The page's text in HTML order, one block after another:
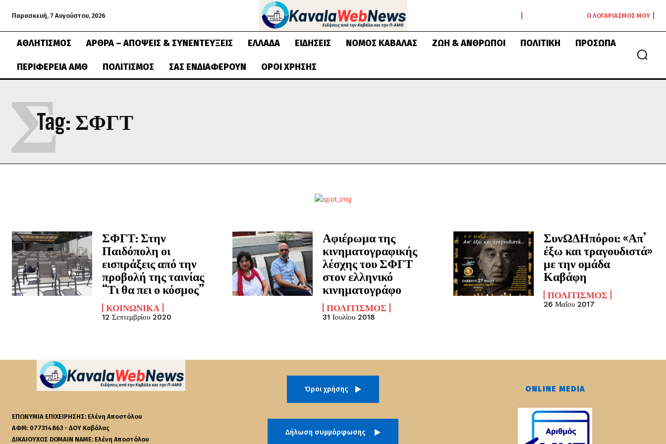
Παρασκευή, 7 Αυγούστου, 2026 Ο ΛΟΓΑΡΙΑΣΜΌΣ ΜΟΥ
ΑΘΛΗΤΙΣΜΌΣ ΆΡΘΡΑ – ΑΠΌΨΕΙΣ & ΣΥΝΕΝΤΕΎΞΕΙΣ ΕΛΛΆΔΑ ΕΙΔΉΣΕΙΣ ΝΟΜΌΣ ΚΑΒΆΛΑΣ ΖΩΉ & ΆΝΘΡΩΠΟΙ ΠΟΛΙΤΙΚΉ ΠΡΌΣΩΠΑ
ΠΕΡΙΦΈΡΕΙΑ ΑΜΘ ΠΟΛΙΤΙΣΜΌΣ ΣΑΣ ΕΝΔΙΑΦΈΡΟΥΝ ΌΡΟΙ ΧΡΉΣΗΣ
Tag: ΣΦΓΤ
Σ
ΣΦΓΤ: Στην
Παιδόπολη οι
εισπράξεις από την
προβολή της ταινίας
“Τι θα πει ο κόσμος”
ΚΟΙΝΩΝΙΚΆ
12 Σεπτεμβρίου 2020
Αφιέρωμα της
κινηματογραφικής
λέσχης του ΣΦΓΤ
στον ελληνικό
κινηματογράφο
ΠΟΛΙΤΙΣΜΌΣ
31 Ιουλίου 2018
ΣυνΩΔΗπόροι: «Απ’
έξω και τραγουδιστά»
με την ομάδα
Καβάφη
ΠΟΛΙΤΙΣΜΌΣ
26 Μαΐου 2017
ΕΠΩΝΥΜΙΑ ΕΠΙΧΕΙΡΗΣΗΣ: Ελένη Αποστόλου
ΑΦΜ: 077314863 - ΔΟΥ Καβάλας
ΔΙΚΑΙΟΥΧΟΣ DOMAIN NAME: Ελένη Αποστόλου
Όροι χρήσης
Δήλωση συμμόρφωσης
ONLINE MEDIA